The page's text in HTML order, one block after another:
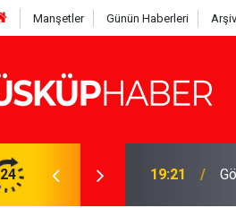
Manşetler Günün Haberleri Arşiv
24 19:21